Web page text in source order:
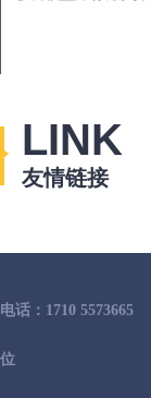
LINK
友情链接
电话：1710 5573665
位